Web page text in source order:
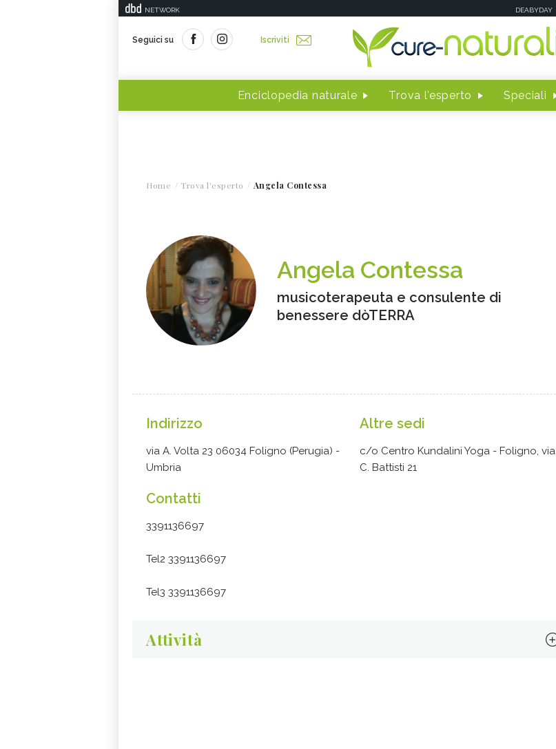
NETWORK DEABYDAY
Seguici su Iscriviti
Enciclopedia naturale Trova l'esperto Speciali
Home Trova l'esperto Angela Contessa
Angela Contessa
musicoterapeuta e consulente di
benessere dòTERRA
Indirizzo
via A. Volta 23 06034 Foligno (Perugia) -
Umbria
Altre sedi
c/o Centro Kundalini Yoga - Foligno, via
C. Battisti 21
Contatti
3391136697
Tel2 3391136697
Tel3 3391136697
Attività